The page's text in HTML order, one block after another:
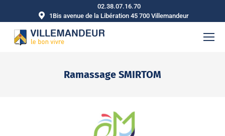
02.38.07.16.70
1Bis avenue de la Libération 45 700 Villemandeur
Ramassage SMIRTOM